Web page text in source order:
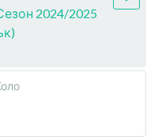
2024/2025